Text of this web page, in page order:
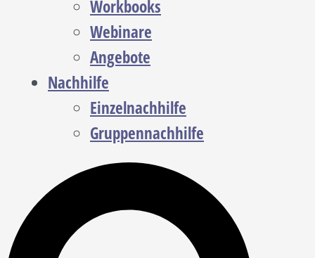
Workbooks
Webinare
Angebote
Nachhilfe
Einzelnachhilfe
Gruppennachhilfe